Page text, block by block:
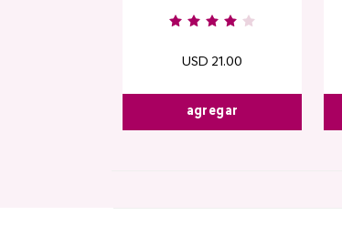
USD 21 .00
agregar